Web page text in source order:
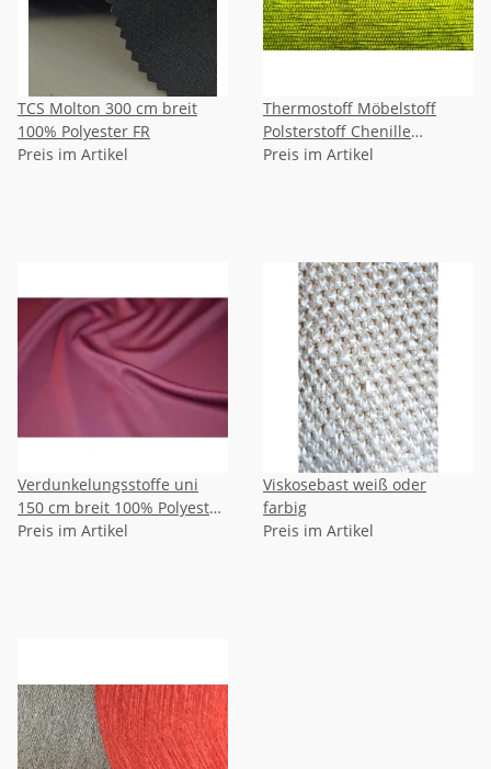
TCS Molton 300 cm breit
100% Polyester FR
Preis im Artikel
Thermostoff Möbelstoff
Polsterstoff Chenille
Gewebe
Preis im Artikel
Verdunkelungsstoffe uni
150 cm breit 100% Polyester
pflegeleicht
Preis im Artikel
Viskosebast weiß oder
farbig
Preis im Artikel